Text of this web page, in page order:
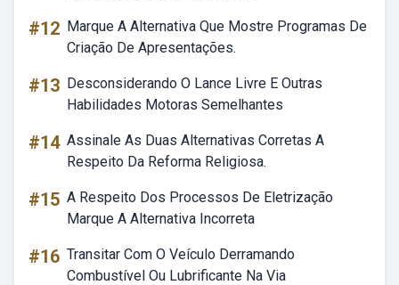
#12 Marque A Alternativa Que Mostre Programas De
Criação De Apresentações.
#13 Desconsiderando O Lance Livre E Outras
Habilidades Motoras Semelhantes
#14 Assinale As Duas Alternativas Corretas A
Respeito Da Reforma Religiosa.
#15 A Respeito Dos Processos De Eletrização
Marque A Alternativa Incorreta
#16 Transitar Com O Veículo Derramando
Combustível Ou Lubrificante Na Via